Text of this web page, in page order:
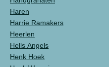
Haren
Harrie Ramakers
Heerlen
Hells Angels
Henk Hoek